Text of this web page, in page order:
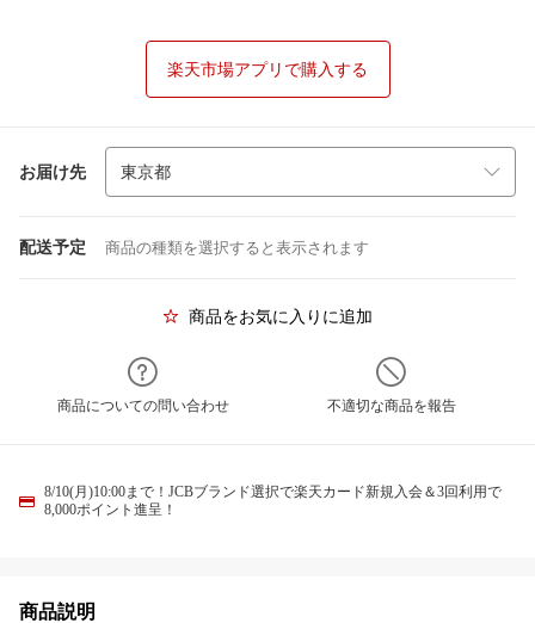
楽天市場アプリで購入する
お届け先
配送予定 商品の種類を選択すると表示されます
商品をお気に入りに追加
商品についての問い合わせ 不適切な商品を報告
8/10(月)10:00まで！JCBブランド選択で楽天カード新規入会＆3回利用で
8,000ポイント進呈！
商品説明